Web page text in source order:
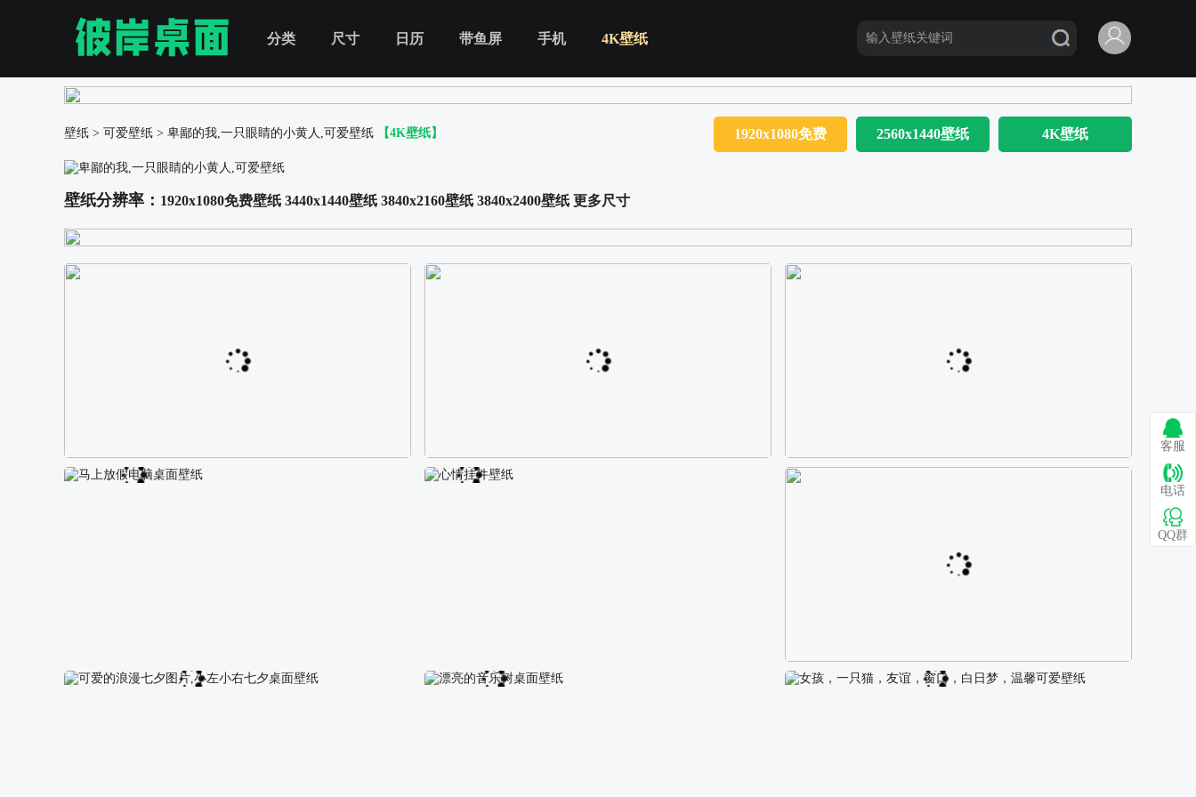
分类 尺寸 日历 带鱼屏 手机 4K壁纸
壁纸 > 可爱壁纸 > 卑鄙的我,一只眼睛的小黄人,可爱壁纸 【4K壁纸】 1920x1080免费 2560x1440壁纸 4K壁纸
壁纸分辨率： 1920x1080免费壁纸 3440x1440壁纸 3840x2160壁纸 3840x2400壁纸 更多尺寸
阿尔卑斯山区自然风景壁纸 校园长发可爱美女4K电脑壁纸 巴图 古风白衣女孩骑马壁纸
马上放假电脑桌面壁纸 心情挂件壁纸
客服
电话
QQ群